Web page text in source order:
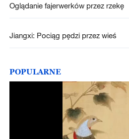
Oglądanie fajerwerków przez rzekę
Jiangxi: Pociąg pędzi przez wieś
POPULARNE